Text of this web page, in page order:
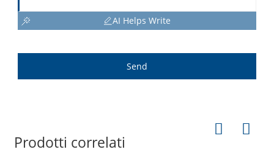
AI Helps Write
Send
Prodotti correlati